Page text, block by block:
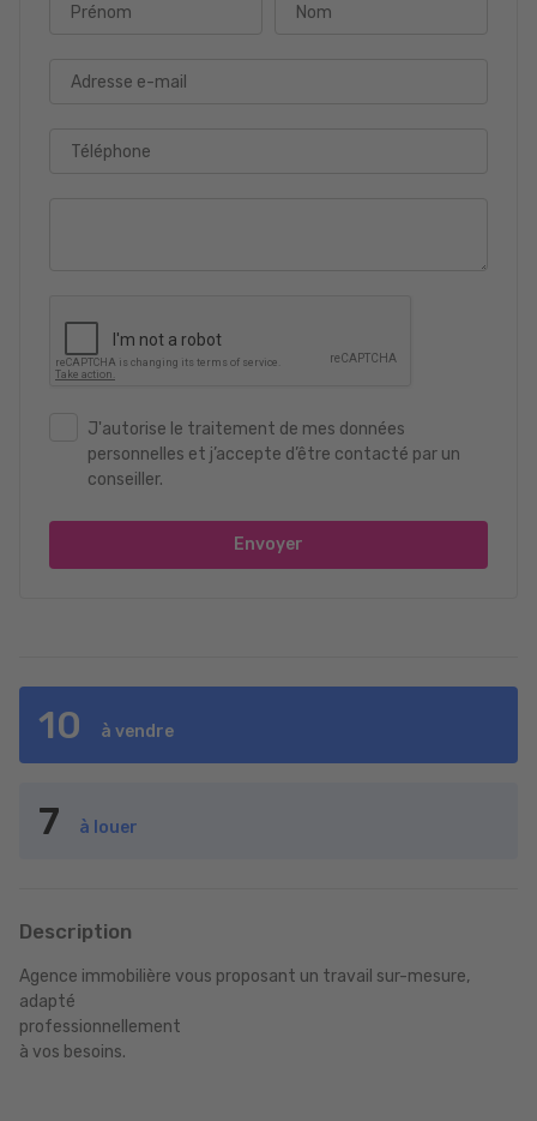
Prénom Nom
Adresse e-mail
Téléphone
J'autorise le traitement de mes données
personnelles et j’accepte d’être contacté par un
conseiller.
Envoyer
10 à vendre
7 à louer
Description
Agence immobilière vous proposant un travail sur-mesure,
adapté
professionnellement
à vos besoins.